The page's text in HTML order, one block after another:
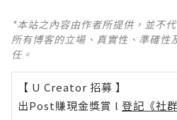
*本站之內容由作者所提供，並不
所有博客的立場、真實性、準確性
任。
【 U Creator 招募 】
出Post賺現金獎賞 l 登記《社